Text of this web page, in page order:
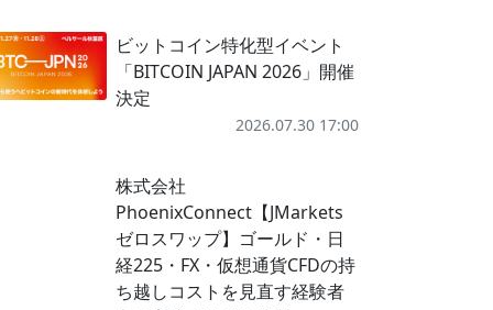
ビットコイン特化型イベント
「BITCOIN JAPAN 2026」開催
決定
2026.07.30 17:00
株式会社
PhoenixConnect【JMarkets
ゼロスワップ】ゴールド・日
経225・FX・仮想通貨CFDの持
ち越しコストを見直す経験者